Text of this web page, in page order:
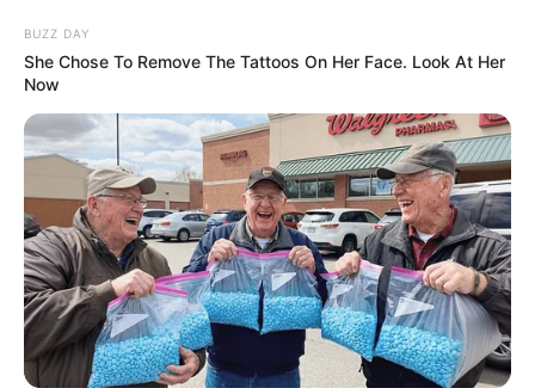
Υπάρχει κάλυψη για τον Αθλητισμό;
Μπορώ να διαβάσω νέα που αφορούν την Υγεία;
Ενημερώνετε για πολιτιστικές εκδηλώσεις και
τέχνες;
+
BUZZ DAY
She Chose To Remove The Tattoos On Her Face. Look At Her
Now